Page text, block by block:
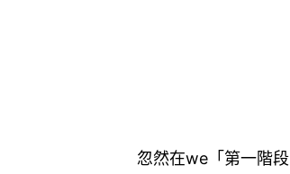
忽然在we「第一階段